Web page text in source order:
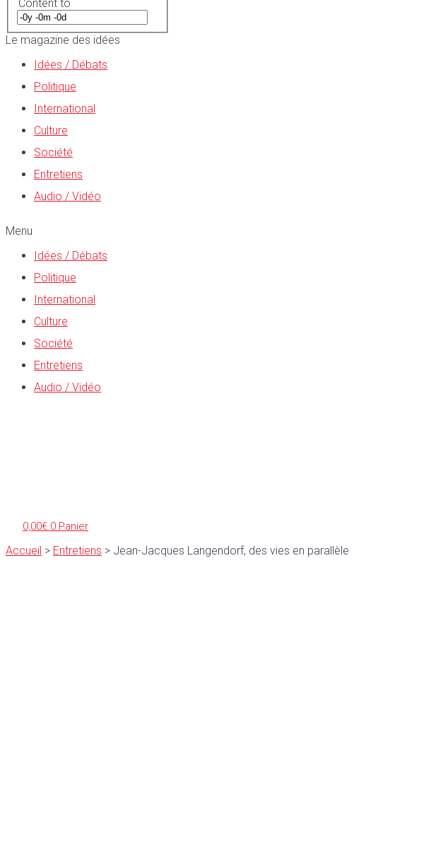
Content to
Le magazine des idées
Idées / Débats
Politique
International
Culture
Société
Entretiens
Audio / Vidéo
Menu
Idées / Débats
Politique
International
Culture
Société
Entretiens
Audio / Vidéo
0,00€ 0 Panier
Accueil > Entretiens > Jean-Jacques Langendorf, des vies en parallèle